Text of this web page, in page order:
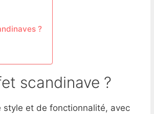
?
scandinave ?
et de fonctionnalité, avec